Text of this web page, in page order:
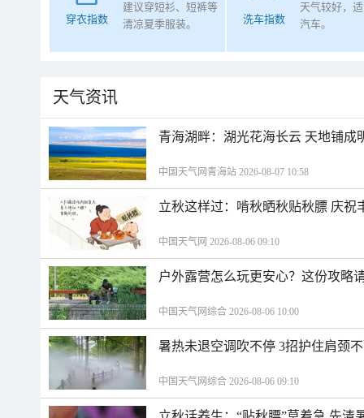
穿衣指数
建议穿短衫、短裤等
清凉夏季服装。
洗车指数
天气较好，
汽车。
天气资讯
青海湖畔：湖光花海长云 天地铺成
中国天气网青海站 2026-08-07 10:58
立秋这样过：啃秋晒秋贴秋膘 庆祝
中国天气网 2026-08-06 09:10
户外露营怎么玩更安心？这份攻略
中国天气网综合 2026-08-06 10:00
暑热未退空调吹不停 3招护住肩颈
中国天气网综合 2026-08-06 09:10